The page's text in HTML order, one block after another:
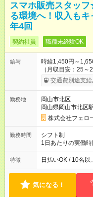
スマホ販売スタッ
る環境へ！収入も
年4回
契約社員 職種未経験OK
給与
時給1,450円～
（月収目安：25～27万円） ◎安定した給与
タイムで勤務いた
す。シフトが削ら
たいという人もい
ので、お気軽にご相談ください！
す。その間の給与・待遇
用期間あり 試用期
と同じです。
交通費別途支給
勤務地
岡山市北区
岡山県岡山市北区
株式会社フェロ
勤務時間
シフト制
1日あたりの実働
(1) 10:00～19:00
いずれも実働8時
たい」などあれば
特徴 日払いOK / 10名以
気になる！